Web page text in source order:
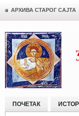
АРХИВА СТАРОГ САЈТА
ПОЧЕТАК